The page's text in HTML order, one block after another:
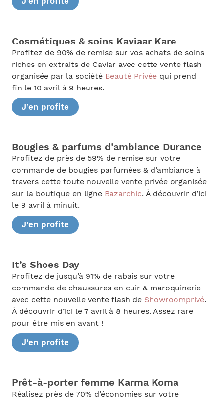
Cosmétiques & soins Kaviaar Kare
Profitez de 90% de remise sur vos achats de soins
riches en extraits de Caviar avec cette vente flash
organisée par la société Beauté Privéequi prend
fin le 10 avril à 9 heures.
J’en profite
Bougies & parfums d’ambiance Durance
Profitez de près de 59% de remise sur votre
commande de bougies parfumées & d’ambiance à
travers cette toute nouvelle vente privée organisée
sur la boutique en ligne Bazarchic. À découvrir d’ici
le 9 avril à minuit.
J’en profite
It’s Shoes Day
Profitez de jusqu’à 91% de rabais sur votre
commande de chaussures en cuir & maroquinerie
avec cette nouvelle vente flash de Showroomprivé.
À découvrir d’ici le 7 avril à 8 heures. Assez rare
pour être mis en avant !
J’en profite
Prêt-à-porter femme Karma Koma
Réalisez près de 70% d’économies sur votre